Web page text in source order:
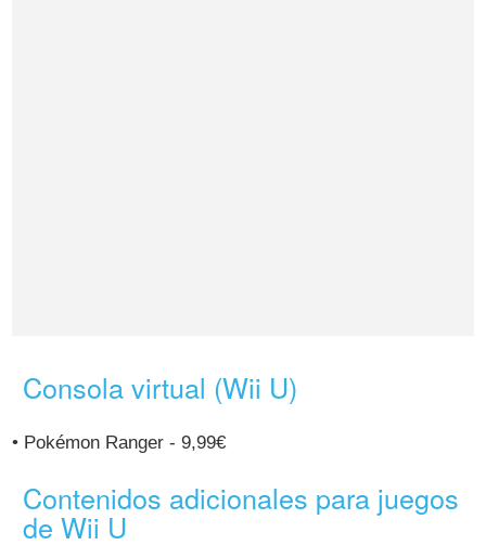
Consola virtual (Wii U)
• Pokémon Ranger - 9,99€
Contenidos adicionales para juegos
de Wii U